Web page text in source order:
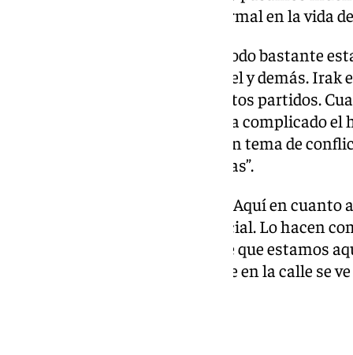
hay nada que sea fuera de lo normal en la vida
Contexto político: “Sí que está todo bastante
habido tensiones con Irán, Israel y demás. Irak
tiene es que está en mitad de estos partidos.
cerraba el espacio aéreo y estaba complicado
Inestabilidad cultural o social en tema de
amenaza ni ha habido problemas”.
Presencia militar en las calles. “Aquí en cuanto
mucha presencia militar y policial. Lo hacen
presencia, por así decirlo. Desde que estamos
de lo normal. Sí que es cierto que en la calle se